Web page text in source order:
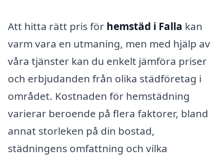
Att hitta rätt pris för hemstäd i Falla kan
varm vara en utmaning, men med hjälp av
våra tjänster kan du enkelt jämföra priser
och erbjudanden från olika städföretag i
området. Kostnaden för hemstädning
varierar beroende på flera faktorer, bland
annat storleken på din bostad,
städningens omfattning och vilka